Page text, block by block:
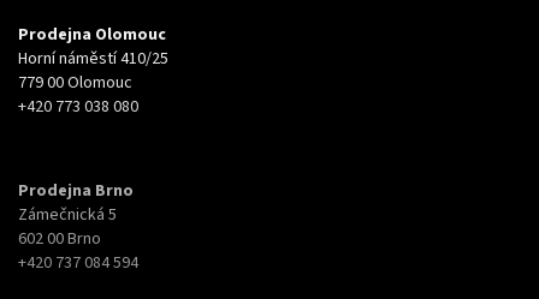
Prodejna Olomouc
Horní náměstí 410/25
779 00 Olomouc
+420 773 038 080
Prodejna Brno
Zámečnická 5
602 00 Brno
+420 737 084 594